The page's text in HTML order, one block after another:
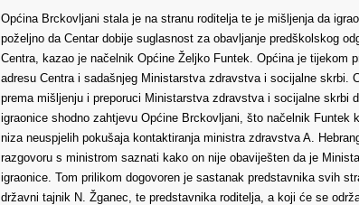
Općina Brckovljani stala je na stranu roditelja te je mišljenja da
poželjno da Centar dobije suglasnost za obavljanje predškolskog
Centra, kazao je načelnik Općine Željko Funtek. Općina je tijekom
adresu Centra i sadašnjeg Ministarstva zdravstva i socijalne skrbi.
prema mišljenju i preporuci Ministarstva zdravstva i socijalne skrbi
igraonice shodno zahtjevu Općine Brckovljani, što načelnik Funtek
niza neuspjelih pokušaja kontaktiranja ministra zdravstva A.
razgovoru s ministrom saznati kako on nije obaviješten da je
igraonice. Tom prilikom dogovoren je sastanak predstavnika svih
državni tajnik N. Žganec, te predstavnika roditelja, a koji će se